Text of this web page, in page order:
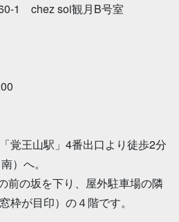
1 chez soi観月B号室
覚王山駅」4番出口より徒歩2分
）へ。
前の坂を下り、屋外駐車場の隣
枠が目印）の４階です。